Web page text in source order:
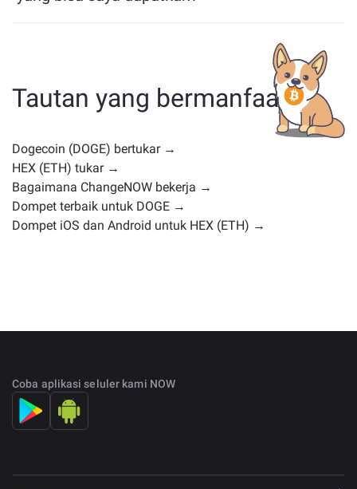
kategorinya — apakah itu stablecoin, token utilitas,
koin pemerintahan, atau jenis lainnya. Alternatif umum
termasuk cryptocurrency lain dengan kasus
penggunaan atau posisi pasar serupa. Periksa semua
pertukaran utama .
Tautan yang bermanfaat
Dogecoin (DOGE) bertukar →
HEX (ETH) tukar →
Bagaimana ChangeNOW bekerja →
Dompet terbaik untuk DOGE →
Dompet iOS dan Android untuk HEX (ETH) →
Coba aplikasi seluler kami NOW